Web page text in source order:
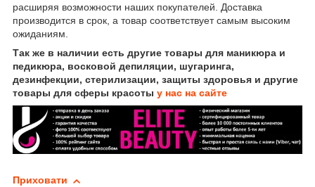
расширяя возможности наших покупателей. Доставка
производится в срок, а товар соответствует самым высоким
ожиданиям.
Так же в наличии есть другие товары для маникюра и
педикюра, восковой депиляции, шугаринга,
дезинфекции, стерилизации, защиты здоровья и другие
товары для сферы красоты у нас на сайте
Приховати